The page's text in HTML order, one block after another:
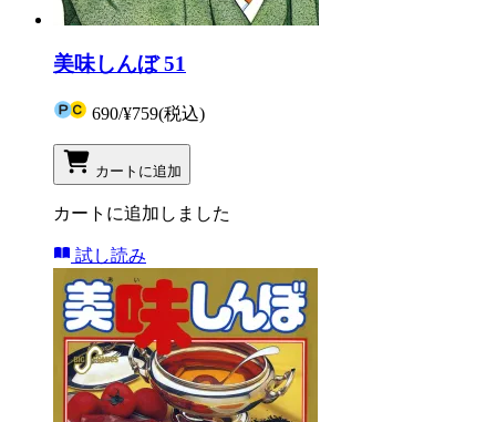
美味しんぼ 51
690/¥759(税込)
カートに追加
カートに追加しました
試し読み